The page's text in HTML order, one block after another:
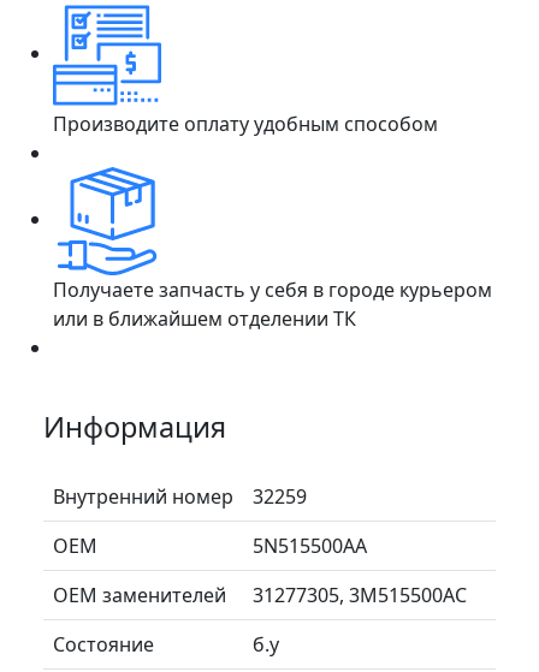
Производите оплату удобным способом
Получаете запчасть у себя в городе курьером
или в ближайшем отделении ТК
Информация
Внутренний номер
32259
ОЕМ
5N515500AA
ОЕМ заменителей
31277305, 3M515500AC
Состояние
б.у